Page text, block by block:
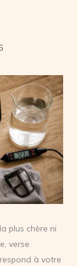
plus chère ni
verse
à votre